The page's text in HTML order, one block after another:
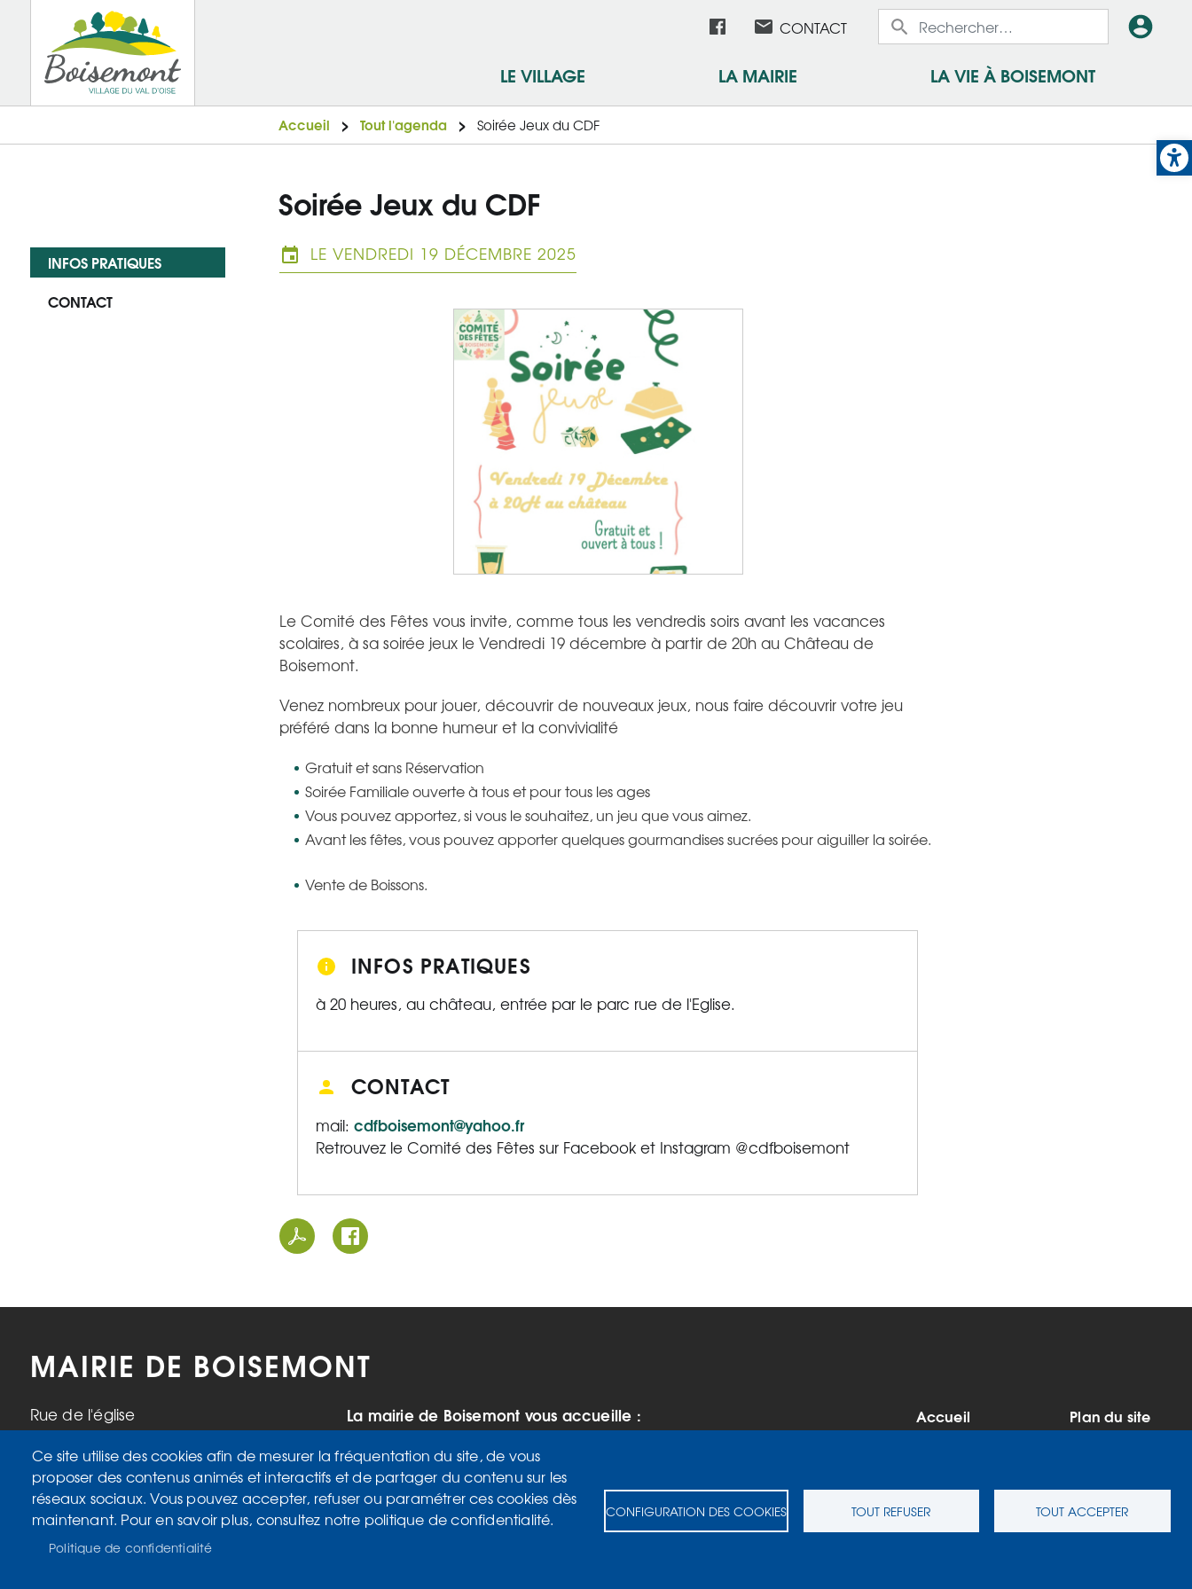
En-
-
Réseaux
sociaux
CONTACT
LE VILLAGE LA MAIRIE LA VIE À BOISEMONT
Accueil Tout l'agenda Soirée Jeux du CDF
Soirée Jeux du CDF
INFOS PRATIQUES
CONTACT
LE VENDREDI 19 DÉCEMBRE 2025
Le Comité des Fêtes vous invite, comme tous les vendredis soirs avant les vacances
scolaires, à sa soirée jeux le Vendredi 19 décembre à partir de 20h au Château de
Boisemont.
Venez nombreux pour jouer, découvrir de nouveaux jeux, nous faire découvrir votre jeu
préféré dans la bonne humeur et la convivialité
Gratuit et sans Réservation
Soirée Familiale ouverte à tous et pour tous les ages
Vous pouvez apportez, si vous le souhaitez, un jeu que vous aimez.
Avant les fêtes, vous pouvez apporter quelques gourmandises sucrées pour aiguiller la soirée.
Vente de Boissons.
INFOS PRATIQUES
à 20 heures, au château, entrée par le parc rue de l'Eglise.
CONTACT
mail: cdfboisemont@yahoo.fr
Retrouvez le Comité des Fêtes sur Facebook et Instagram @cdfboisemont
MAIRIE DE BOISEMONT
Rue de l'église
95000 Boisemont
Tél. 01 34 42 34 98
La mairie de Boisemont vous accueille :
Mardi, vendredi de 9h à 12h et de 14h à
17h
Mercredi de 14h à 17h
Samedi de 9h à 12h
MENU
DE
Accueil
Plan du site
Accessibilité : Non
conforme
Cookies
Contact S'identifier
Ce site utilise des cookies afin de mesurer la fréquentation du site, de vous
proposer des contenus animés et interactifs et de partager du contenu sur les
réseaux sociaux. Vous pouvez accepter, refuser ou paramétrer ces cookies dès
maintenant. Pour en savoir plus, consultez notre politique de confidentialité.
Politique de confidentialité
CONFIGURATION DES COOKIES TOUT REFUSER TOUT ACCEPTER